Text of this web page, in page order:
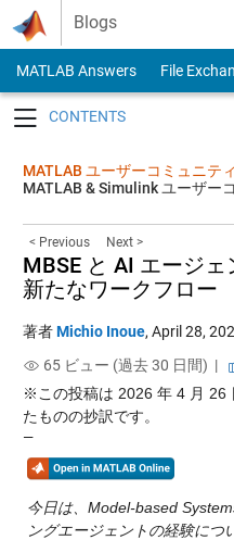
Skip to content
Blogs
MATLAB Answers File
MATLAB ユーザーコミュニテ
MATLAB & Simulink ユーザー
< Previous Next >
MBSE と AI エージ
新たなワークフロー
著者Michio Inoue, April 28,
65 ビュー (過去 30 日間) |
※この投稿は 2026 年 4 月 26
たものの抄訳です。
—
今日は、Model-based
ングエージェントの経験につ